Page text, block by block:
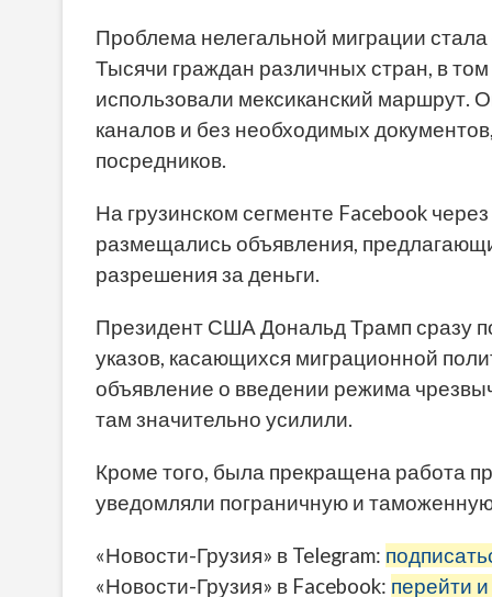
Проблема нелегальной миграции
Тысячи граждан различных стран, в
использовали мексиканский маршрут.
каналов и без необходимых
посредников.
На грузинском сегменте Facebook
размещались объявления,
разрешения за деньги.
Президент США Дональд Трамп сразу
указов, касающихся миграционной
объявление о введении режима
там значительно усилили.
Кроме того, была прекращена работа
уведомляли пограничную и
«Новости-Грузия» в Telegram:
«Новости-Грузия» в Facebook: перейти и